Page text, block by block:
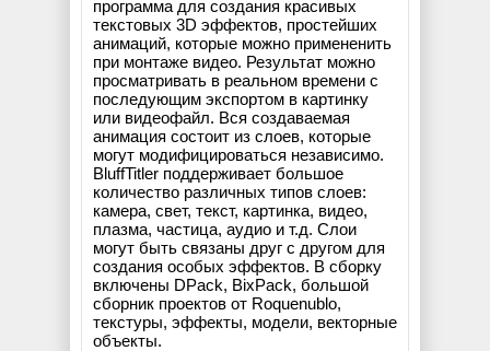
программа для создания красивых
текстовых 3D эффектов, простейших
анимаций, которые можно примененить
при монтаже видео. Результат можно
просматривать в реальном времени с
последующим экспортом в картинку
или видеофайл. Вся создаваемая
анимация состоит из слоев, которые
могут модифицироваться независимо.
BluffTitler поддерживает большое
количество различных типов слоев:
камера, свет, текст, картинка, видео,
плазма, частица, аудио и т.д. Слои
могут быть связаны друг с другом для
создания особых эффектов. В сборку
включены DPack, BixPack, большой
сборник проектов от Roquenublo,
текстуры, эффекты, модели, векторные
объекты.